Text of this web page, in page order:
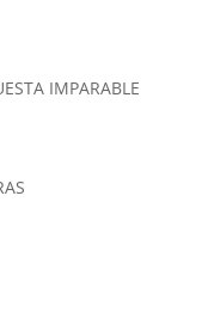
IMPARABLE